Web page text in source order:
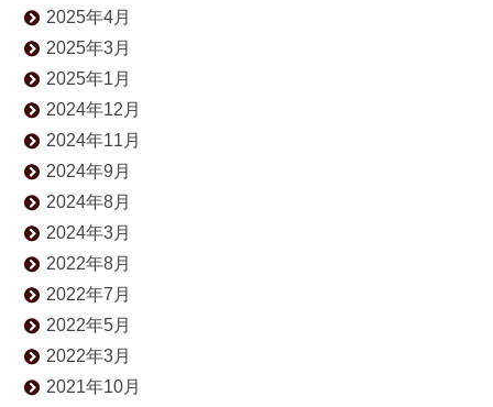
2025年4月
2025年3月
2025年1月
2024年12月
2024年11月
2024年9月
2024年8月
2024年3月
2022年8月
2022年7月
2022年5月
2022年3月
2021年10月